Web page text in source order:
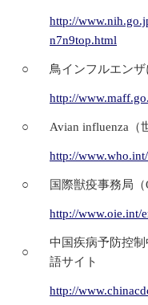
http://
n7n9top.html
○ 鳥インフルエンザ
http://
○ Avian influenza（
http://
○ 国際獣疫事務局（
http://www.oie.int/
○
中国疾病予防控
語サイト
http://